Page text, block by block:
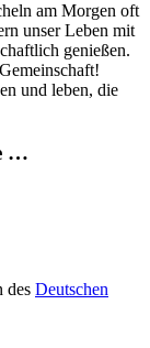
am Morgen oft
unser Leben mit
genießen.
und leben, die
…
des Deutschen